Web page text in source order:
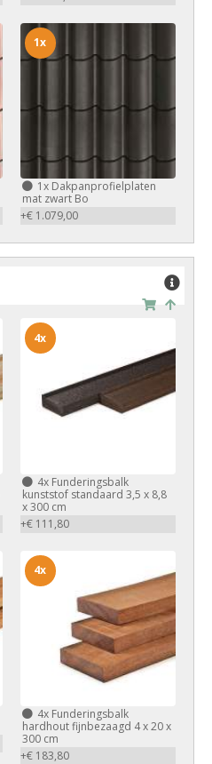
1xDakpanprofielplaten
mat zwart Bo
+€ 1.079,00
1x
4xFunderingsbalk
kunststof standaard 3,5 x 8,8
x 300 cm
+€ 111,80
4x
4xFunderingsbalk
hardhout fijnbezaagd 4 x 20 x
300 cm
+€ 183,80
4x